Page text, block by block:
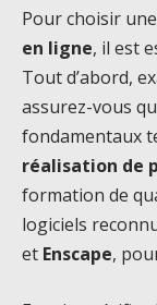
Pour choisir une
en ligne, il est
Tout d’abord,
assurez-vous
fondamentaux
réalisation de
formation de
logiciels
et Enscape,